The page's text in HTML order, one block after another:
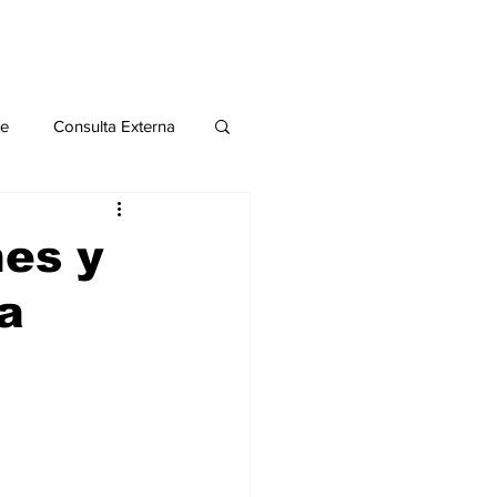
Consulta Externa
Publicaciones
y